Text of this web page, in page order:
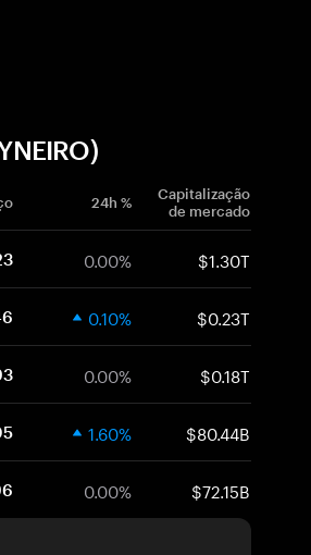
24h %
Capitalização
de mercado
0.00% $1.30T
0.10% $0.23T
0.00% $0.18T
1.60% $80.44B
0.00% $72.15B